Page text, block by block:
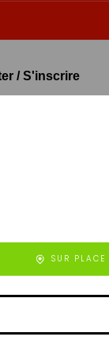
/ S'inscrire